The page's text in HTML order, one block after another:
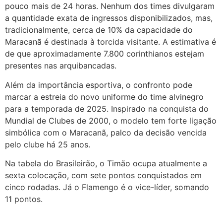
pouco mais de 24 horas. Nenhum dos times divulgaram
a quantidade exata de ingressos disponibilizados, mas,
tradicionalmente, cerca de 10% da capacidade do
Maracanã é destinada à torcida visitante. A estimativa é
de que aproximadamente 7.800 corinthianos estejam
presentes nas arquibancadas.
Além da importância esportiva, o confronto pode
marcar a estreia do novo uniforme do time alvinegro
para a temporada de 2025. Inspirado na conquista do
Mundial de Clubes de 2000, o modelo tem forte ligação
simbólica com o Maracanã, palco da decisão vencida
pelo clube há 25 anos.
Na tabela do Brasileirão, o Timão ocupa atualmente a
sexta colocação, com sete pontos conquistados em
cinco rodadas. Já o Flamengo é o vice-líder, somando
11 pontos.